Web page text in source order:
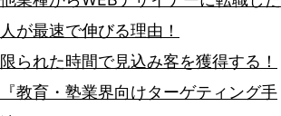
人が最速で伸びる理由！
限られた時間で見込み客を獲得する！
『教育・塾業界向けターゲティング手